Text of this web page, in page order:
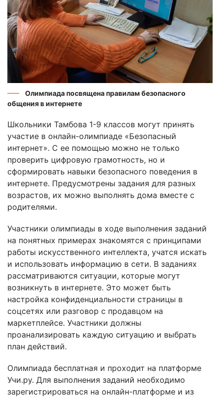
Олимпиада посвящена правилам безопасного
общения в интернете
Школьники Тамбова 1-9 классов могут принять
участие в онлайн-олимпиаде «Безопасный
интернет». С ее помощью можно не только
проверить цифровую грамотность, но и
сформировать навыки безопасного поведения в
интернете. Предусмотрены задания для разных
возрастов, их можно выполнять дома вместе с
родителями.
Участники олимпиады в ходе выполнения заданий
на понятных примерах знакомятся с принципами
работы искусственного интеллекта, учатся искать
и использовать информацию в сети. В заданиях
рассматриваются ситуации, которые могут
возникнуть в интернете. Это может быть
настройка конфиденциальности страницы в
соцсетях или разговор с продавцом на
маркетплейсе. Участники должны
проанализировать каждую ситуацию и выбрать
план действий.
Олимпиада бесплатная и проходит на платформе
Учи.ру. Для выполнения заданий необходимо
зарегистрироваться на онлайн-платформе и из